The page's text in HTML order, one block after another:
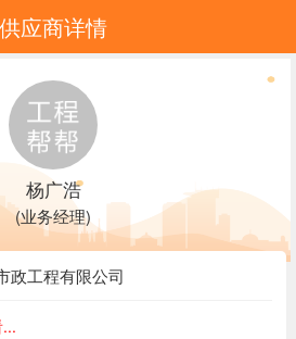
供应商详情
杨广浩
(业务经理)
政工程有限公司